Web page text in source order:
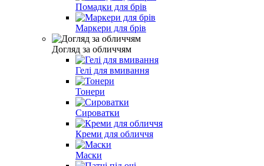
Помадки для брів
Маркери для брів
Догляд за обличчям
Гелі для вмивання
Тонери
Сироватки
Креми для обличчя
Маски